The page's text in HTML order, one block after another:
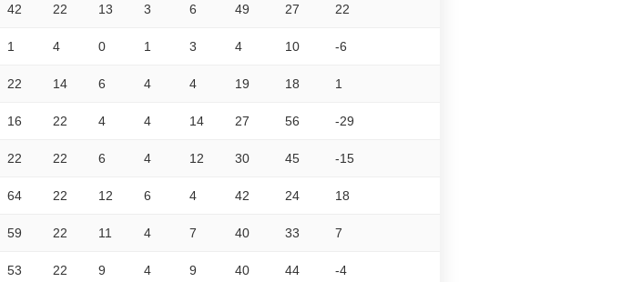
42 22 13 3 6 49 27 22
1 4 0 1 3 4 10 -6
22 14 6 4 4 19 18 1
16 22 4 4 14 27 56 -29
22 22 6 4 12 30 45 -15
64 22 12 6 4 42 24 18
59 22 11 4 7 40 33 7
53 22 9 4 9 40 44 -4